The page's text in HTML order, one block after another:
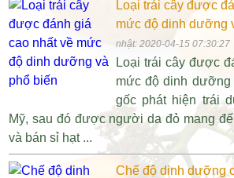
Loại trái cây được
mức độ dinh dưỡng
nhật: 2020-04-15 07:30:27
Loại trái cây được
mức độ dinh dưỡng
gốc phát hiện trái
Mỹ, sau đó được người da đỏ mang
và bán sỉ hạt ...
Chế độ dinh dưỡng